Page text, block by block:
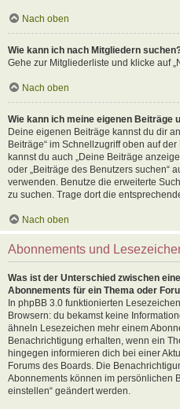
Nach oben
Wie kann ich nach Mitgliedern
Gehe zur Mitgliederliste und klicke auf
Nach oben
Wie kann ich meine eigenen Beiträge
Deine eigenen Beiträge kannst du dir
Beiträge“ im Schnellzugriff oben auf
kannst du auch „Deine Beiträge
oder „Beiträge des Benutzers suchen“
verwenden. Benutze die erweiterte
zu suchen. Trage dort die
Nach oben
Abonnements und
Was ist der Unterschied zwischen
Abonnements für ein Thema oder
In phpBB 3.0 funktionierten
Browsern: du bekamst keine
ähneln Lesezeichen mehr einem
Benachrichtigung erhalten, wenn ein
hingegen informieren dich bei einer
Forums des Boards. Die
Abonnements können im persönlichen
einstellen“ geändert werden.